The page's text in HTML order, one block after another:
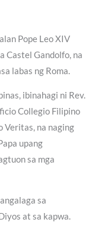
Pope Leo XIV
Castel Gandolfo, na
labas ng Roma.
ibinahagi ni Rev.
Collegio Filipino
Veritas, na naging
upang
sa mga
sa
at sa kapwa.